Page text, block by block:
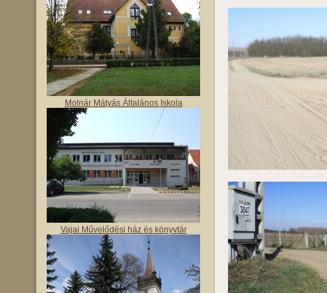
Molnár Mátyás Általános Iskola
Vajai Művelődési ház és könyvtár